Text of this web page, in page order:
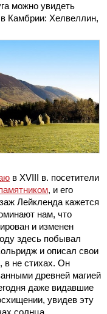
можно увидеть
Камбрии: Хелвеллин,
в XVIII в. посетители
, и его
Лейкленда кажется
нам, что
и изменен
здесь побывал
и описал свои
в не стихах. Он
древней магией
даже видавшие
увидев эту
солнца,